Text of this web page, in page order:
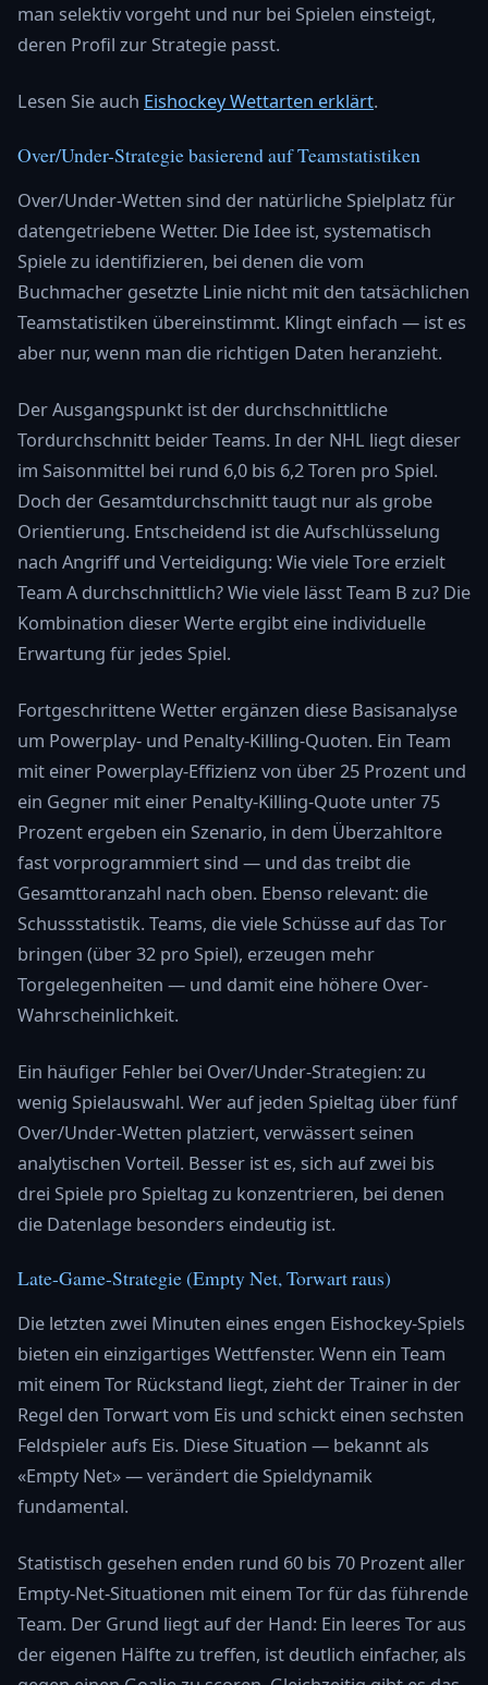
man selektiv vorgeht und nur bei Spielen einsteigt,
deren Profil zur Strategie passt.
Lesen Sie auch Eishockey Wettarten erklärt.
Over/Under-Strategie basierend auf Teamstatistiken
Over/Under-Wetten sind der natürliche Spielplatz für
datengetriebene Wetter. Die Idee ist, systematisch
Spiele zu identifizieren, bei denen die vom
Buchmacher gesetzte Linie nicht mit den tatsächlichen
Teamstatistiken übereinstimmt. Klingt einfach — ist es
aber nur, wenn man die richtigen Daten heranzieht.
Der Ausgangspunkt ist der durchschnittliche
Tordurchschnitt beider Teams. In der NHL liegt dieser
im Saisonmittel bei rund 6,0 bis 6,2 Toren pro Spiel.
Doch der Gesamtdurchschnitt taugt nur als grobe
Orientierung. Entscheidend ist die Aufschlüsselung
nach Angriff und Verteidigung: Wie viele Tore erzielt
Team A durchschnittlich? Wie viele lässt Team B zu? Die
Kombination dieser Werte ergibt eine individuelle
Erwartung für jedes Spiel.
Fortgeschrittene Wetter ergänzen diese Basisanalyse
um Powerplay- und Penalty-Killing-Quoten. Ein Team
mit einer Powerplay-Effizienz von über 25 Prozent und
ein Gegner mit einer Penalty-Killing-Quote unter 75
Prozent ergeben ein Szenario, in dem Überzahltore
fast vorprogrammiert sind — und das treibt die
Gesamttoranzahl nach oben. Ebenso relevant: die
Schussstatistik. Teams, die viele Schüsse auf das Tor
bringen (über 32 pro Spiel), erzeugen mehr
Torgelegenheiten — und damit eine höhere Over-
Wahrscheinlichkeit.
Ein häufiger Fehler bei Over/Under-Strategien: zu
wenig Spielauswahl. Wer auf jeden Spieltag über fünf
Over/Under-Wetten platziert, verwässert seinen
analytischen Vorteil. Besser ist es, sich auf zwei bis
drei Spiele pro Spieltag zu konzentrieren, bei denen
die Datenlage besonders eindeutig ist.
Late-Game-Strategie (Empty Net, Torwart raus)
Die letzten zwei Minuten eines engen Eishockey-Spiels
bieten ein einzigartiges Wettfenster. Wenn ein Team
mit einem Tor Rückstand liegt, zieht der Trainer in der
Regel den Torwart vom Eis und schickt einen sechsten
Feldspieler aufs Eis. Diese Situation — bekannt als
«Empty Net» — verändert die Spieldynamik
fundamental.
Statistisch gesehen enden rund 60 bis 70 Prozent aller
Empty-Net-Situationen mit einem Tor für das führende
Team. Der Grund liegt auf der Hand: Ein leeres Tor aus
der eigenen Hälfte zu treffen, ist deutlich einfacher, als